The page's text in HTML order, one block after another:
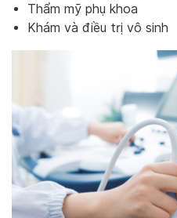
Thẩm mỹ phụ khoa
Khám và điều trị vô sinh